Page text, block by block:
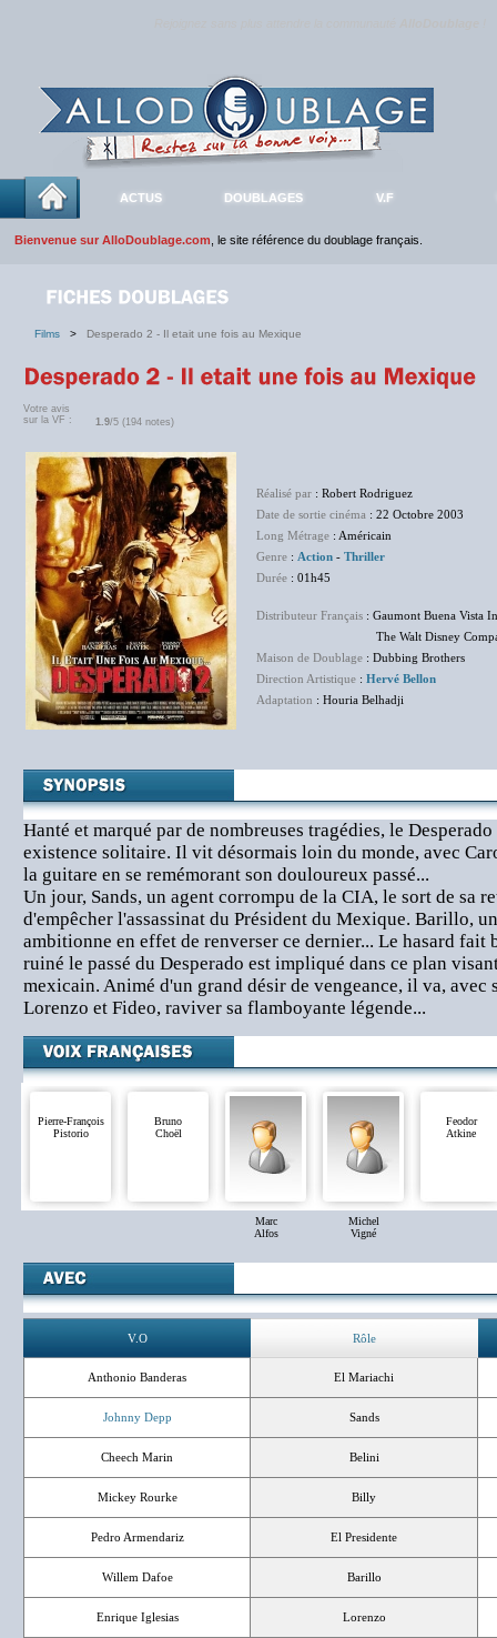
ACTUS DOUBLAGES V.F
Bienvenue sur AlloDoublage.com , le site référence du doublage français.
Films > Desperado 2 - Il etait une fois au Mexique
Votre avis
sur la VF :
1.9/5 (194 notes)
Réalisé par : Robert Rodriguez
Date de sortie cinéma : 22 Octobre 2003
Long Métrage : Américain
Genre : Action - Thriller
Durée : 01h45
Distributeur Français : Gaumont Buena Vista
The Walt Disney Company
Maison de Doublage : Dubbing Brothers
Direction Artistique : Hervé Bellon
Adaptation : Houria Belhadji
Hanté et marqué par de nombreuses tragédies, le
existence solitaire. Il vit désormais loin du monde, avec
la guitare en se remémorant son douloureux passé...
Un jour, Sands, un agent corrompu de la CIA, le sort de sa
d'empêcher l'assassinat du Président du Mexique. Barillo,
ambitionne en effet de renverser ce dernier... Le hasard fait
ruiné le passé du Desperado est impliqué dans ce plan
mexicain. Animé d'un grand désir de vengeance, il va, avec
Lorenzo et Fideo, raviver sa flamboyante légende...
Pierre-François
Pistorio
Bruno
Choël
Marc
Alfos
Michel
Vigné
Feodor
Atkine
V.O Rôle
Anthonio Banderas El Mariachi
Johnny Depp Sands
Cheech Marin Belini
Mickey Rourke Billy
Pedro Armendariz El Presidente
Willem Dafoe Barillo
Enrique Iglesias Lorenzo